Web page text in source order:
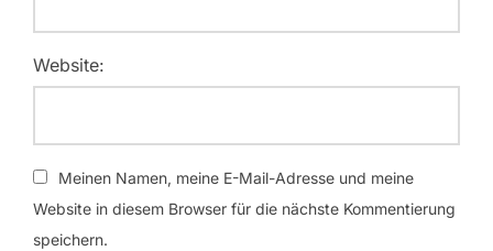
Website:
Meinen Namen, meine E-Mail-Adresse und meine
Website in diesem Browser für die nächste Kommentierung
speichern.